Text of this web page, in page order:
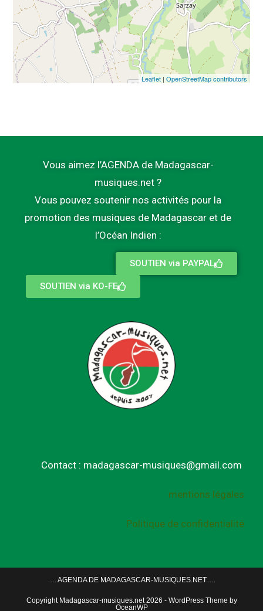
Leaflet| OpenStreetMap contributors
Vous aimez l’AGENDA de Madagascar-
musiques.net ?
Vous pouvez soutenir nos activités pour la
promotion des musiques de Madagascar et de
l’Océan Indien :
SOUTIEN via PAYPAL
SOUTIEN via KO-FE
Contact : madagascar-musiques@gmail.com
mentions légales
Politique de confidentialité
…. AGENDA DE MADAGASCAR-MUSIQUES.NET….
Copyright Madagascar-musiques.net 2026 - WordPress Theme by
OceanWP